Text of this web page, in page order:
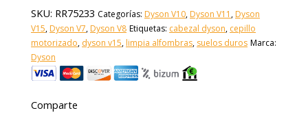
SKU: RR75233 Categorías: Dyson V10, Dyson V11 , Dyson
V15, Dyson V7, Dyson V8 Etiquetas: cabezal dyson, cepillo
motorizado, dyson v15, limpia alfombras, suelos duros Marca:
Dyson
Comparte